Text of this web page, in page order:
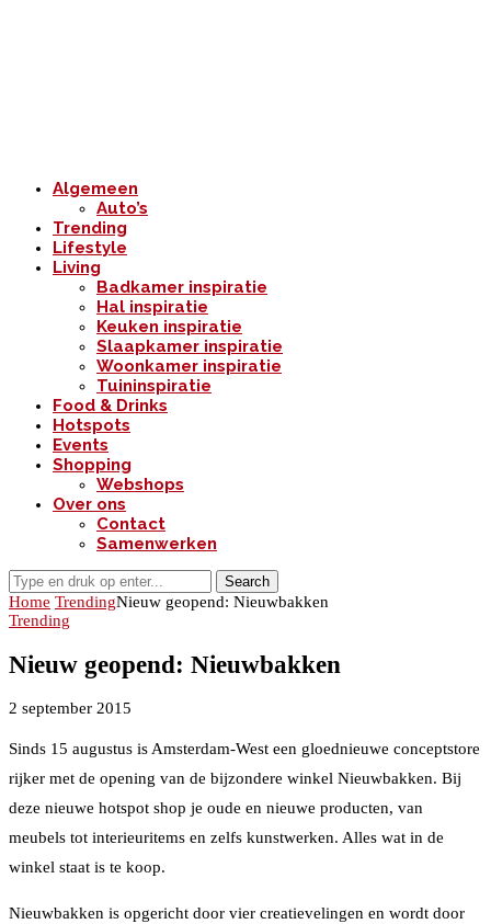
Algemeen
Auto’s
Trending
Lifestyle
Living
Badkamer inspiratie
Hal inspiratie
Keuken inspiratie
Slaapkamer inspiratie
Woonkamer inspiratie
Tuininspiratie
Food & Drinks
Hotspots
Events
Shopping
Webshops
Over ons
Contact
Samenwerken
Search
Home TrendingNieuw geopend: Nieuwbakken
Trending
Nieuw geopend: Nieuwbakken
2 september 2015
Sinds 15 augustus is Amsterdam-West een gloednieuwe conceptstore
rijker met de opening van de bijzondere winkel Nieuwbakken. Bij
deze nieuwe hotspot shop je oude en nieuwe producten, van
meubels tot interieuritems en zelfs kunstwerken. Alles wat in de
winkel staat is te koop.
Nieuwbakken is opgericht door vier creatievelingen en wordt door